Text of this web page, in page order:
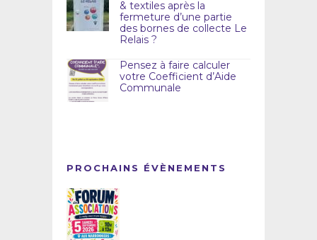
& textiles après la
fermeture d’une partie
des bornes de collecte Le
Relais ?
Pensez à faire calculer
votre Coefficient d’Aide
Communale
PROCHAINS ÉVÈNEMENTS